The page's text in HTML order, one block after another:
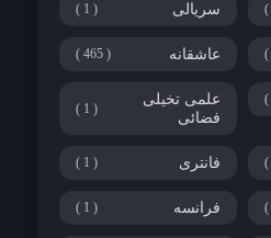
سریالی 1
عاشقانه 465
علمی تخیلی
فضائی
1
فانتری 1
فرانسه 1